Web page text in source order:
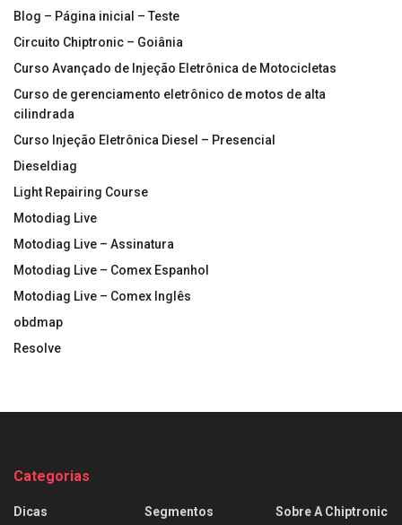
Blog – Página inicial – Teste
Circuito Chiptronic – Goiânia
Curso Avançado de Injeção Eletrônica de Motocicletas
Curso de gerenciamento eletrônico de motos de alta
cilindrada
Curso Injeção Eletrônica Diesel – Presencial
Dieseldiag
Light Repairing Course
Motodiag Live
Motodiag Live – Assinatura
Motodiag Live – Comex Espanhol
Motodiag Live – Comex Inglês
obdmap
Resolve
Categorias
Dicas Segmentos Sobre A Chiptronic